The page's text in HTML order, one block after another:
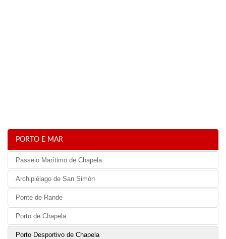
PORTO E MAR
Passeio Marítimo de Chapela
Archipiélago de San Simón
Ponte de Rande
Porto de Chapela
Porto Desportivo de Chapela